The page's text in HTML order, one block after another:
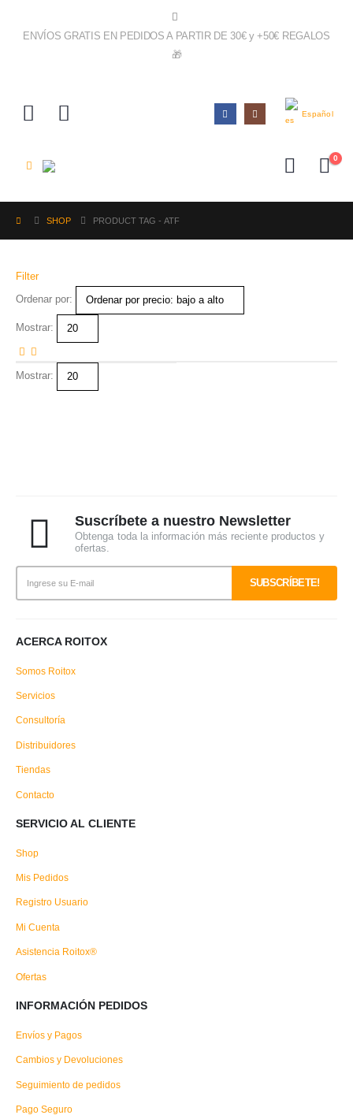
ENVÍOS GRATIS EN PEDIDOS A PARTIR DE 30€ y +50€ REGALOS
🎁
Español
0
SHOP PRODUCT TAG -ATF
Filter
Ordenar por:
Mostrar:
Mostrar:
Suscríbete a nuestro Newsletter
Obtenga toda la información más reciente productos y
ofertas.
ACERCA ROITOX
Somos Roitox
Servicios
Consultoría
Distribuidores
Tiendas
Contacto
SERVICIO AL CLIENTE
Shop
Mis Pedidos
Registro Usuario
Mi Cuenta
Asistencia Roitox®
Ofertas
INFORMACIÓN PEDIDOS
Envíos y Pagos
Cambios y Devoluciones
Seguimiento de pedidos
Pago Seguro